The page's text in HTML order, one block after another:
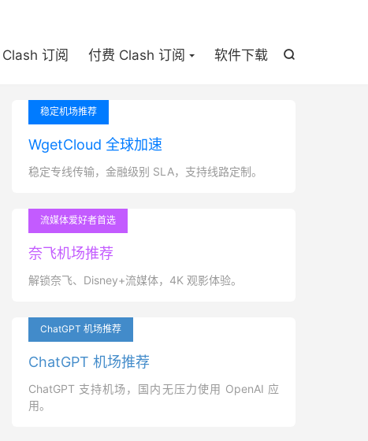

订阅 付费 Clash 订阅 软件下载
稳定机场推荐
WgetCloud 全球加速
稳定专线传输，金融级别 SLA，支持线路定制。
流媒体爱好者首选
奈飞机场推荐
解锁奈飞、Disney+流媒体，4K 观影体验。
ChatGPT 机场推荐
ChatGPT 机场推荐
ChatGPT 支持机场，国内无压力使用 OpenAI 应
用。